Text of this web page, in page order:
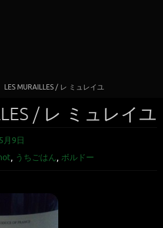
LES MURAILLES / レ ミュレイユ
/ レ ミュレイユ
月9日
, うちごはん, ボルドー